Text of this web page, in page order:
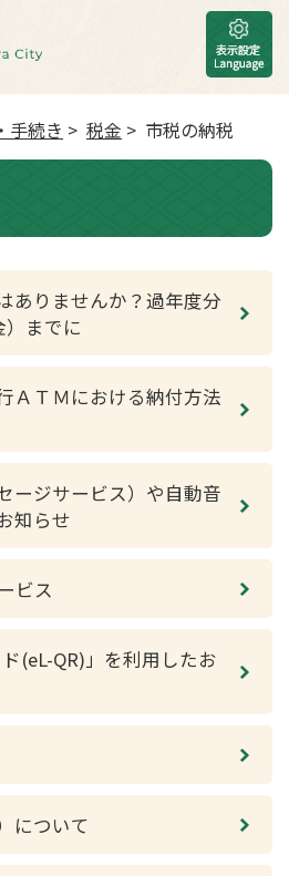
手続き > 税金 > 市税の納税
ありませんか？過年度分
までに
ＡＴＭにおける納付方法
ージサービス）や自動音
知らせ
ビス
(eL-QR)」を利用したお
について